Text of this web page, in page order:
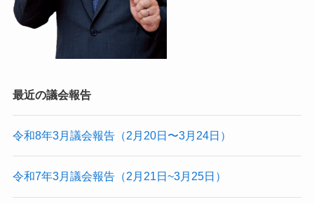
最近の議会報告
令和8年3月議会報告（2月20日〜3月24日）
令和7年3月議会報告（2月21日~3月25日）